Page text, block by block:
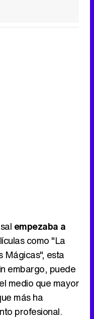
empezaba a
como "La
Mágicas", esta
embargo, puede
medio que mayor
más ha
profesional.